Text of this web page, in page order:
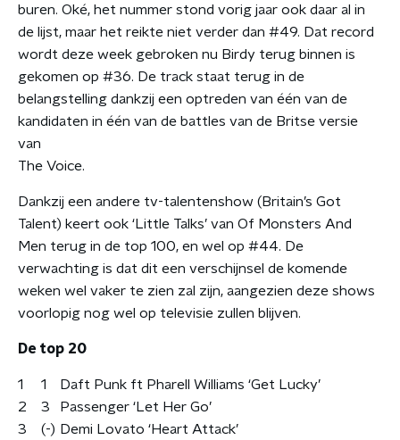
buren. Oké, het nummer stond vorig jaar ook daar al in
de lijst, maar het reikte niet verder dan #49. Dat record
wordt deze week gebroken nu Birdy terug binnen is
gekomen op #36. De track staat terug in de
belangstelling dankzij een optreden van één van de
kandidaten in één van de battles van de Britse versie
van
The Voice.
Dankzij een andere tv-talentenshow (Britain’s Got
Talent) keert ook ‘Little Talks’ van Of Monsters And
Men terug in de top 100, en wel op #44. De
verwachting is dat dit een verschijnsel de komende
weken wel vaker te zien zal zijn, aangezien deze shows
voorlopig nog wel op televisie zullen blijven.
De top 20
1 1
Daft Punk ft Pharell Williams ‘Get Lucky’
2
3
Passenger ‘Let Her Go’
3
(-) Demi Lovato ‘Heart Attack’